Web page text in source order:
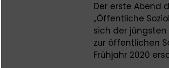
Der erste Abend
„Öffentliche
sich der jüngsten
zur öffentlichen
Frühjahr 2020